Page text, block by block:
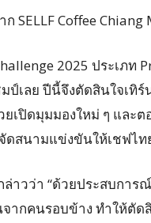
SELLF Coffee Chiang
2025 ประเภท
ป์เลย ปีนี้จึงตัดสินใจเทิ
เปิดมุมมองใหม่ ๆ และต
สนามแข่งขันให้เชฟไท
วว่า “ด้วยประสบการ
ากคนรอบข้าง ทำให้ตัด